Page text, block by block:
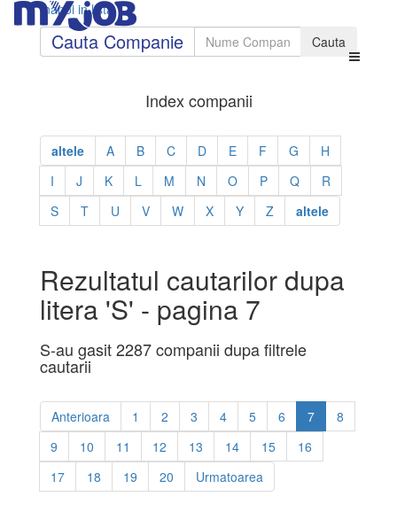
Inapoi in lista
Cauta Companie
Index companii
altele A B C D E F G
H
I
J K L M N O P Q
R
S
T U V W X Y Z altele
Rezultatul cautarilor dupa
litera 'S' - pagina 7
S-au gasit 2287 companii dupa filtrele
cautarii
Anterioara 1 2 3 4 5 6 7
8
9
10 11 12 13 14 15
16
17
18 19 20 Urmatoarea